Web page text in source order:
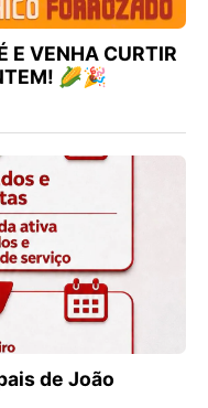
E VENHA CURTIR
🌽🎉
de João